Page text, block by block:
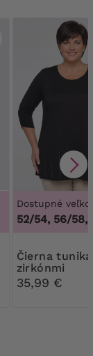
Dostupné
52/54, 56/58,
Čierna tunika so
zirkónmi
35,99 €